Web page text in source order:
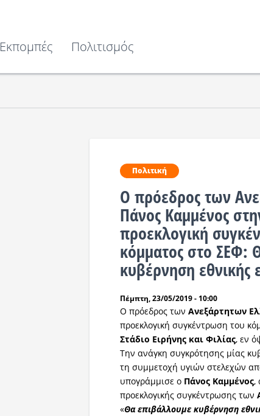
Εκπομπές Πολιτισμός
Πολιτική
Ο πρόεδρος των
Πάνος Καμμένος
προεκλογική
κόμματος στο ΣΕΦ:
κυβέρνηση εθνικής
Πέμπτη, 23/05/2019 - 10:00
Ο πρόεδρος τωνΑνεξάρτητων
προεκλογική συγκέντρωση του
Στάδιο Ειρήνης και Φιλίας, εν
Την ανάγκη συγκρότησης μίας
τη συμμετοχή υγιών στελεχών
υπογράμμισε ο Πάνος Καμμένος,
προεκλογικής συγκέντρωσης των
«Θα επιβάλλουμε κυβέρνηση